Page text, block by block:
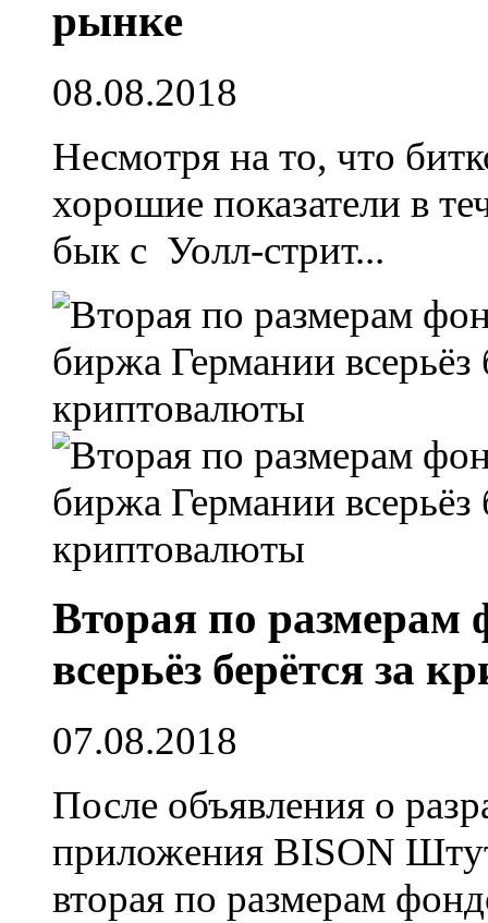
рынке
08.08.2018
Несмотря на то, что
хорошие показатели в
бык с Уолл-стрит...
Вторая по размерам
всерьёз берётся за
07.08.2018
После объявления о
приложения BISON
вторая по размерам